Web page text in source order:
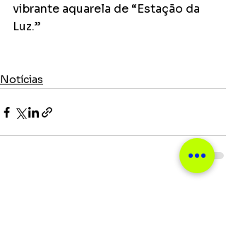
vibrante aquarela de “Estação da
Luz.”
Notícias